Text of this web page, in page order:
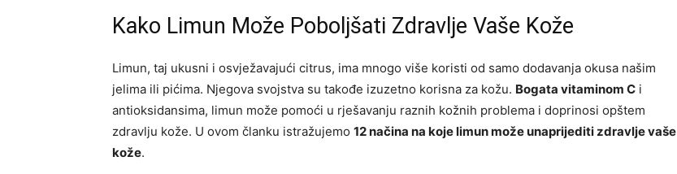
Kako Limun Može Poboljšati Zdravlje Vaše Kože
Limun, taj ukusni i osvježavajući citrus, ima mnogo više koristi od samo dodavanja okusa našim
jelima ili pićima. Njegova svojstva su takođe izuzetno korisna za kožu. Bogata vitaminom C i
antioksidansima, limun može pomoći u rješavanju raznih kožnih problema i doprinosi opštem
zdravlju kože. U ovom članku istražujemo 12 načina na koje limun može unaprijediti zdravlje vaše
kože.